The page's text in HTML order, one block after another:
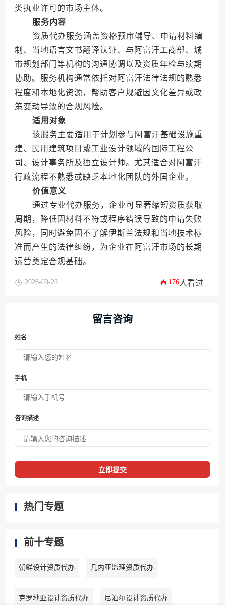
类执业许可的市场主体。
服务内容
资质代办服务涵盖资格预审辅导、申请材料编
制、当地语言文书翻译认证、与阿富汗工商部、城
市规划部门等机构的沟通协调以及资质年检与续期
协助。服务机构通常依托对阿富汗法律法规的熟悉
程度和本地化资源，帮助客户规避因文化差异或政
策变动导致的合规风险。
适用对象
该服务主要适用于计划参与阿富汗基础设施重
建、民用建筑项目或工业设计领域的国际工程公
司、设计事务所及独立设计师。尤其适合对阿富汗
行政流程不熟悉或缺乏本地化团队的外国企业。
价值意义
通过专业代办服务，企业可显著缩短资质获取
周期，降低因材料不符或程序错误导致的申请失败
风险，同时避免因不了解伊斯兰法规和当地技术标
准而产生的法律纠纷，为企业在阿富汗市场的长期
运营奠定合规基础。
2026-03-23 176人看过
留言咨询
姓名
手机
咨询描述
立即提交
热门专题
前十专题
朝鲜设计资质代办 几内亚监理资质代办
克罗地亚设计资质代办 尼泊尔设计资质代办